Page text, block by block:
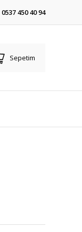
0537 450 40 94
Sepetim